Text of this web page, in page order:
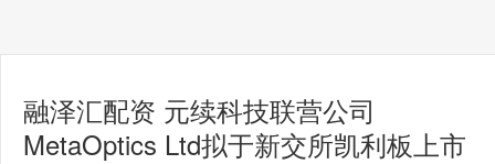
融泽汇配资 元续科技联营公司
MetaOptics Ltd拟于新交所凯利板上市